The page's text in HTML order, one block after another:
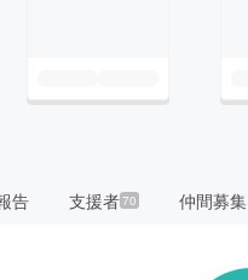
告 支援者70 仲間募集